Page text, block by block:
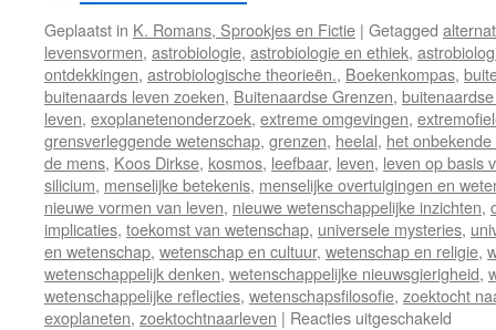
Geplaatst in K. Romans, Sprookjes en Fictie | Getagged
levensvormen, astrobiologie, astrobiologie en ethiek,
ontdekkingen, astrobiologische theorieën., Boekenkompas,
buitenaards leven zoeken, Buitenaardse Grenzen,
leven, exoplanetenonderzoek, extreme omgevingen,
grensverleggende wetenschap, grenzen, heelal, het
de mens, Koos Dirkse, kosmos, leefbaar, leven, leven op basis
silicium, menselijke betekenis, menselijke overtuigingen en
nieuwe vormen van leven, nieuwe wetenschappelijke inzichten,
implicaties, toekomst van wetenschap, universele mysteries,
en wetenschap, wetenschap en cultuur, wetenschap en religie,
wetenschappelijk denken, wetenschappelijke nieuwsgierigheid,
wetenschappelijke reflecties, wetenschapsfilosofie, zoektocht
exoplaneten, zoektochtnaarleven | Reacties uitgeschakeld